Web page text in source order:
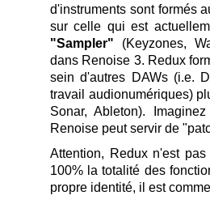
d'instruments sont formés
sur celle qui est
"Sampler" (Keyzones,
dans Renoise 3. Redux
sein d'autres DAWs (i.e.
travail audionumériques)
Sonar, Ableton).
Renoise peut servir de
Attention, Redux n'est
100% la totalité des
propre identité, il est